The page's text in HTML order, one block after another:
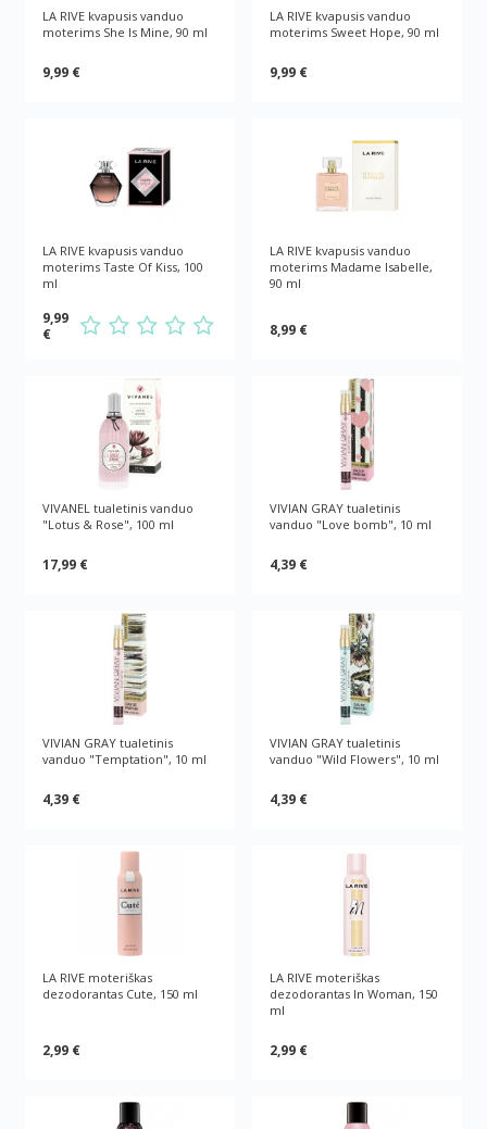
LA RIVE kvapusis vanduo
moterims She Is Mine, 90 ml
9,99 €
LA RIVE kvapusis vanduo
moterims Sweet Hope, 90 ml
9,99 €
LA RIVE kvapusis vanduo
moterims Taste Of Kiss, 100
ml
9,99
€
LA RIVE kvapusis vanduo
moterims Madame Isabelle,
90 ml
8,99 €
VIVANEL tualetinis vanduo
"Lotus & Rose", 100 ml
17,99 €
VIVIAN GRAY tualetinis
vanduo "Love bomb", 10 ml
4,39 €
VIVIAN GRAY tualetinis
vanduo "Temptation", 10 ml
4,39 €
VIVIAN GRAY tualetinis
vanduo "Wild Flowers", 10 ml
4,39 €
LA RIVE moteriškas
dezodorantas Cute, 150 ml
2,99 €
LA RIVE moteriškas
dezodorantas In Woman, 150
ml
2,99 €